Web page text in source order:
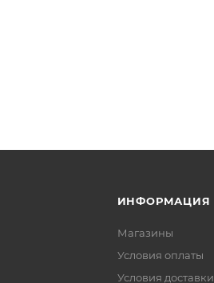
ИНФОРМАЦИЯ
Магазины
Условия оплаты
Условия доставки